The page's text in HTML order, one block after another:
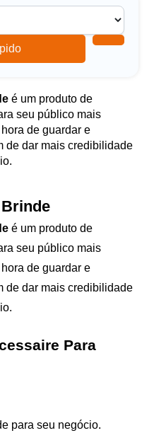
é um produto de
seu público mais
de guardar e
de dar mais credibilidade
é um produto de
seu público mais
de guardar e
de dar mais credibilidade
Para
para seu negócio.